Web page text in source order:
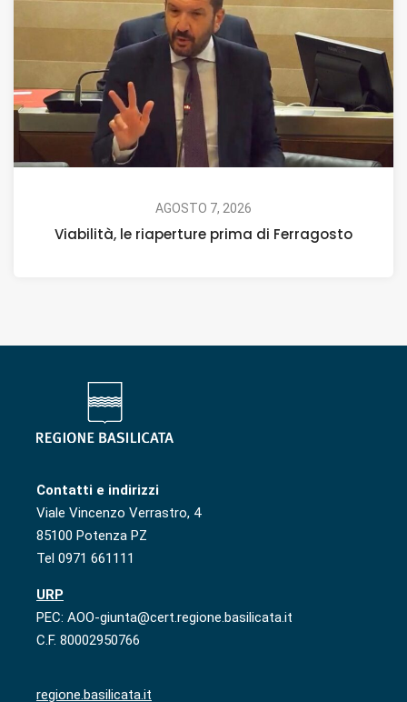
AGOSTO 7, 2026
Viabilità, le riaperture prima di Ferragosto
Contatti e indirizzi
Viale Vincenzo Verrastro, 4
85100 Potenza PZ
Tel 0971 661111
URP
PEC: AOO-giunta@cert.regione.basilicata.it
C.F. 80002950766
regione.basilicata.it